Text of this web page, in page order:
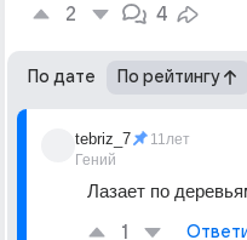
2 4
По дате По рейтингу
tebriz_7
Гений
11лет
Лазает по
1